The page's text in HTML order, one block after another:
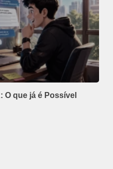
O que já é Possível